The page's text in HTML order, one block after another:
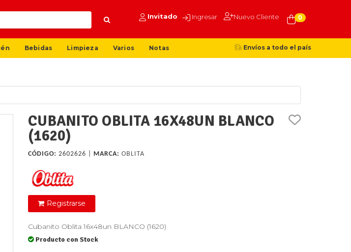
Invitado Ingresar Nuevo Cliente 0
Bebidas Limpieza Varios Notas Envíos a todo el país
CUBANITO OBLITA 16X48UN BLANCO
(1620)
CÓDIGO: 2602626 | MARCA: OBLITA
Registrarse
Cubanito Oblita 16x48un BLANCO (1620)
Producto con Stock